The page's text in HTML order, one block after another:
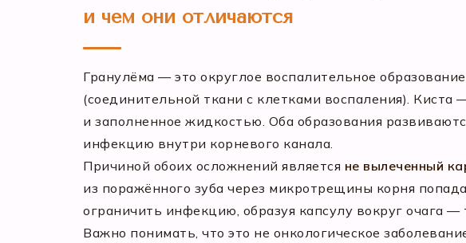
и чем они отличаются
Гранулёма — это округлое воспалительное
(соединительной ткани с клетками воспаления).
и заполненное жидкостью. Оба образования
инфекцию внутри корневого канала.
Причиной обоих осложнений является не вылеченный
из поражённого зуба через микротрещины корня
ограничить инфекцию, образуя капсулу вокруг очага —
Важно понимать, что это не онкологическое